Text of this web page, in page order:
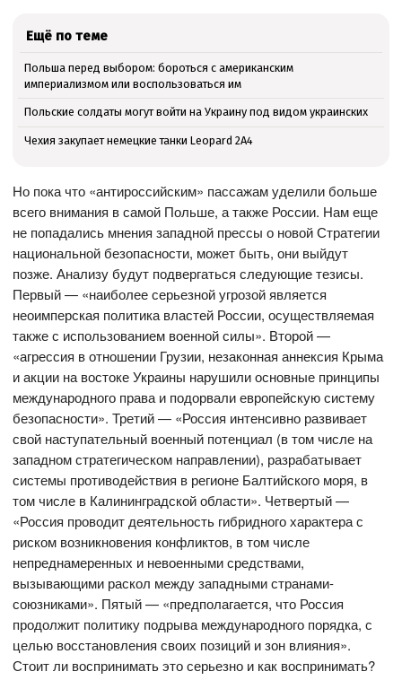
Ещё по теме
Польша перед выбором: бороться с американским
империализмом или воспользоваться им
Польские солдаты могут войти на Украину под видом украинских
Чехия закупает немецкие танки Leopard 2A4
Но пока что «антироссийским» пассажам уделили больше
всего внимания в самой Польше, а также России. Нам еще
не попадались мнения западной прессы о новой Стратегии
национальной безопасности, может быть, они выйдут
позже. Анализу будут подвергаться следующие тезисы.
Первый — «наиболее серьезной угрозой является
неоимперская политика властей России, осуществляемая
также с использованием военной силы». Второй —
«агрессия в отношении Грузии, незаконная аннексия Крыма
и акции на востоке Украины нарушили основные принципы
международного права и подорвали европейскую систему
безопасности». Третий — «Россия интенсивно развивает
свой наступательный военный потенциал (в том числе на
западном стратегическом направлении), разрабатывает
системы противодействия в регионе Балтийского моря, в
том числе в Калининградской области». Четвертый —
«Россия проводит деятельность гибридного характера с
риском возникновения конфликтов, в том числе
непреднамеренных и невоенными средствами,
вызывающими раскол между западными странами-
союзниками». Пятый — «предполагается, что Россия
продолжит политику подрыва международного порядка, с
целью восстановления своих позиций и зон влияния».
Стоит ли воспринимать это серьезно и как воспринимать?